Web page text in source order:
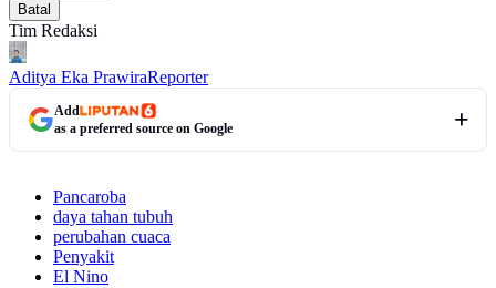
Batal
Tim Redaksi
Aditya Eka PrawiraReporter
Add
as a preferred source on Google
Pancaroba
daya tahan tubuh
perubahan cuaca
Penyakit
El Nino